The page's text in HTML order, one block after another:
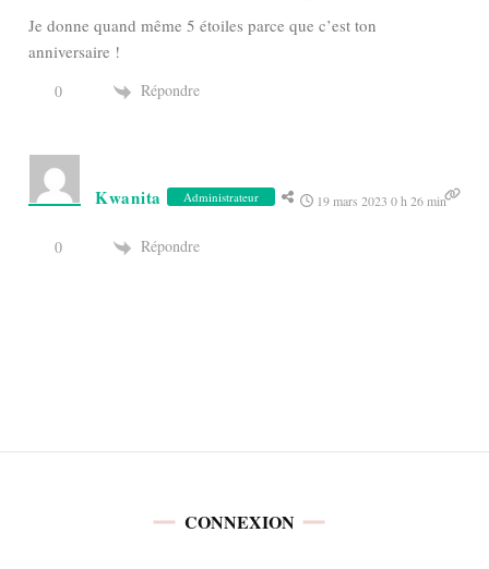
Je donne quand même 5 étoiles parce que c’est ton
anniversaire !
0 Répondre
Kwanita Administrateur 19 mars 2023 0 h 26 min
0 Répondre
CONNEXION